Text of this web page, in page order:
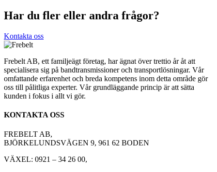
Har du fler eller andra frågor?
Kontakta oss
Frebelt AB, ett familjeägt företag, har ägnat över trettio år åt att
specialisera sig på bandtransmissioner och transportlösningar. Vår
omfattande erfarenhet och breda kompetens inom detta område gör
oss till pålitliga experter. Vår grundläggande princip är att sätta
kunden i fokus i allt vi gör.
KONTAKTA OSS
FREBELT AB,
BJÖRKELUNDSVÄGEN 9, 961 62 BODEN
VÄXEL: 0921 – 34 26 00,